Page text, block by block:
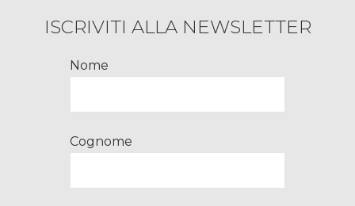
ISCRIVITI ALLA NEWSLETTER
Nome
Cognome